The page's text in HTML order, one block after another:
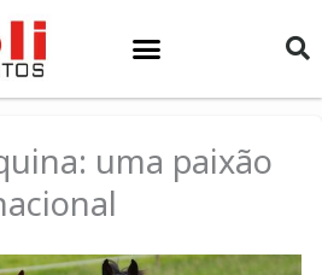
uma paixão